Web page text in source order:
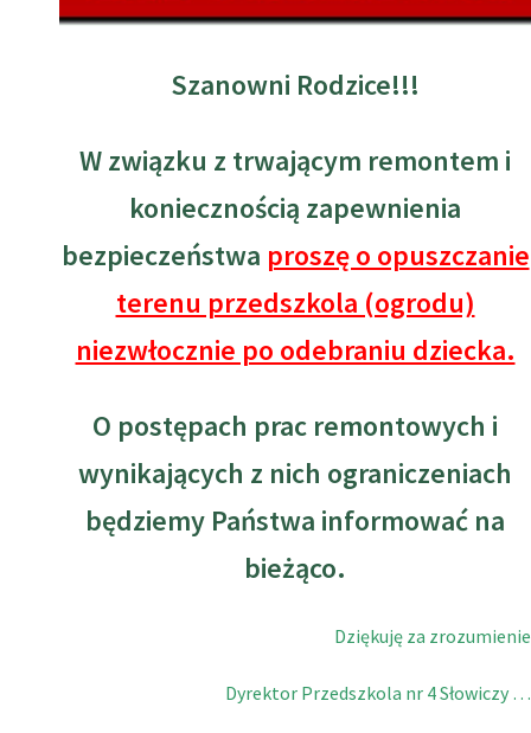
Szanowni Rodzice!!!
W związku z trwającym remontem i
koniecznością zapewnienia
bezpieczeństwa proszę o opuszczanie
terenu przedszkola (ogrodu)
niezwłocznie po odebraniu dziecka.
O postępach prac remontowych i
wynikających z nich ograniczeniach
będziemy Państwa informować na
bieżąco.
Dziękuję za zrozumienie
Dyrektor Przedszkola nr 4 Słowiczy …